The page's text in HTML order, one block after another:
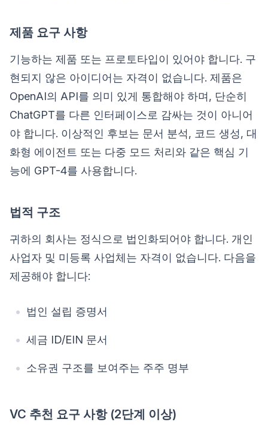
제품 요구 사항
기능하는 제품 또는 프로토타입이 있어야 합니다. 구
현되지 않은 아이디어는 자격이 없습니다. 제품은
OpenAI의 API를 의미 있게 통합해야 하며, 단순히
ChatGPT를 다른 인터페이스로 감싸는 것이 아니어
야 합니다. 이상적인 후보는 문서 분석, 코드 생성, 대
화형 에이전트 또는 다중 모드 처리와 같은 핵심 기
능에 GPT-4를 사용합니다.
법적 구조
귀하의 회사는 정식으로 법인화되어야 합니다. 개인
사업자 및 미등록 사업체는 자격이 없습니다. 다음을
제공해야 합니다:
법인 설립 증명서
세금 ID/EIN 문서
소유권 구조를 보여주는 주주 명부
VC 추천 요구 사항 (2단계 이상)